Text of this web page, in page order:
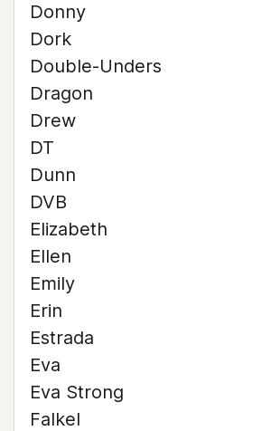
Donny
Dork
Double-Unders
Dragon
Drew
DT
Dunn
DVB
Elizabeth
Ellen
Emily
Erin
Estrada
Eva
Eva Strong
Falkel